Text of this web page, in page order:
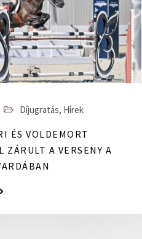
Díjugratás, Hírek
ÉS VOLDEMORT
ZÁRULT A VERSENY A